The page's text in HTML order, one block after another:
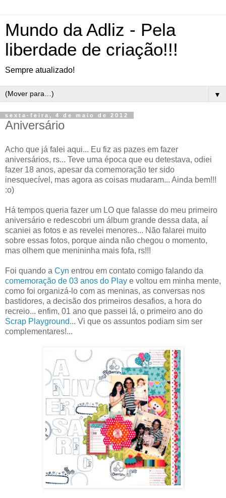
Mundo da Adliz - Pela
liberdade de criação!!!
Sempre atualizado!
▼
sexta-feira, 4 de maio de 2012
Aniversário
Acho que já falei aqui... Eu fiz as pazes em fazer
aniversários, rs... Teve uma época que eu detestava, odiei
fazer 18 anos, apesar da comemoração ter sido
inesquecível, mas agora as coisas mudaram... Ainda bem!!!
:o)
Há tempos queria fazer um LO que falasse do meu primeiro
aniversário e redescobri um álbum grande dessa data, aí
scaniei as fotos e as revelei menores... Não falarei muito
sobre essas fotos, porque ainda não chegou o momento,
mas olhem que menininha mais fofa, rs!!!
Foi quando a Cyn entrou em contato comigo falando da
comemoração de 03 anos do Play e voltou em minha mente,
como foi organizá-lo com as meninas, as conversas nos
bastidores, a decisão dos primeiros desafios, a hora do
recreio... enfim, 01 ano que passei lá, o primeiro ano do
Scrap Playground... Vi que os assuntos podiam sim ser
complementares!...